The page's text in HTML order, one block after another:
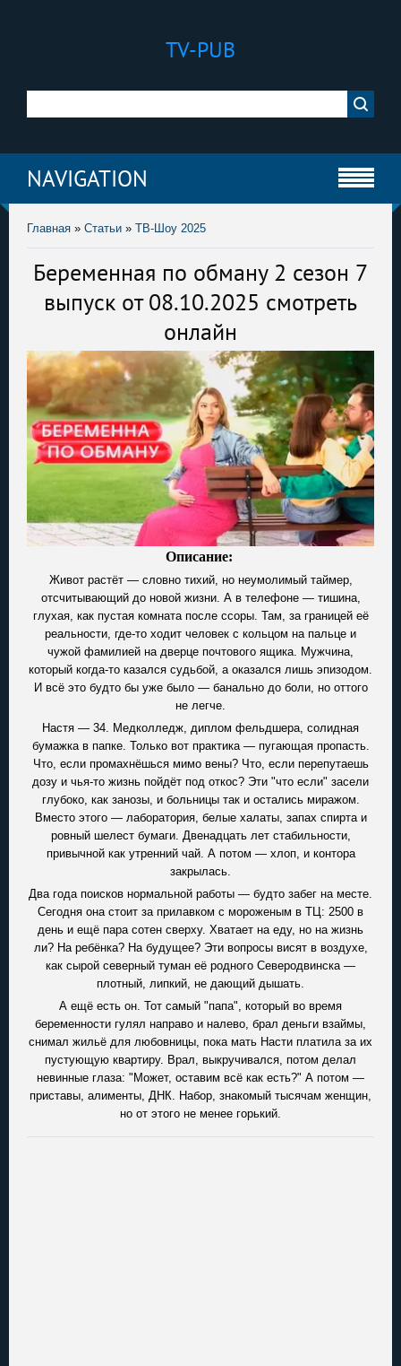
TV-PUB
NAVIGATION
Главная » Статьи » ТВ-Шоу 2025
Беременная по обману 2 сезон 7
выпуск от 08.10.2025 смотреть
онлайн
Описание:
Живот растёт — словно тихий, но неумолимый таймер,
отсчитывающий до новой жизни. А в телефоне — тишина,
глухая, как пустая комната после ссоры. Там, за границей её
реальности, где-то ходит человек с кольцом на пальце и
чужой фамилией на дверце почтового ящика. Мужчина,
который когда-то казался судьбой, а оказался лишь эпизодом.
И всё это будто бы уже было — банально до боли, но оттого
не легче.
Настя — 34. Медколледж, диплом фельдшера, солидная
бумажка в папке. Только вот практика — пугающая пропасть.
Что, если промахнёшься мимо вены? Что, если перепутаешь
дозу и чья-то жизнь пойдёт под откос? Эти "что если" засели
глубоко, как занозы, и больницы так и остались миражом.
Вместо этого — лаборатория, белые халаты, запах спирта и
ровный шелест бумаги. Двенадцать лет стабильности,
привычной как утренний чай. А потом — хлоп, и контора
закрылась.
Два года поисков нормальной работы — будто забег на месте.
Сегодня она стоит за прилавком с мороженым в ТЦ: 2500 в
день и ещё пара сотен сверху. Хватает на еду, но на жизнь
ли? На ребёнка? На будущее? Эти вопросы висят в воздухе,
как сырой северный туман её родного Северодвинска —
плотный, липкий, не дающий дышать.
А ещё есть он. Тот самый "папа", который во время
беременности гулял направо и налево, брал деньги взаймы,
снимал жильё для любовницы, пока мать Насти платила за их
пустующую квартиру. Врал, выкручивался, потом делал
невинные глаза: "Может, оставим всё как есть?" А потом —
приставы, алименты, ДНК. Набор, знакомый тысячам женщин,
но от этого не менее горький.